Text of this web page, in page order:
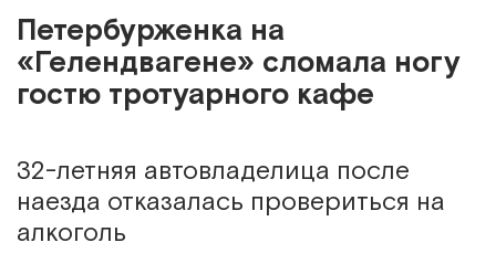
Петербурженка на
«Гелендвагене» сломала ногу
гостю тротуарного кафе
З2-летняя автовладелица после
наезда отказалась провериться на
алкоголь